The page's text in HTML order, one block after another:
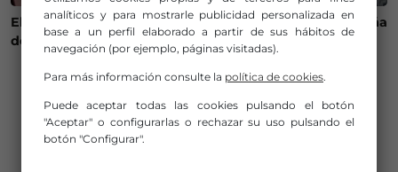
El calor cambia la ruta del bonito y complica la campaña
de pesca en Euskadi
analíticos y para mostrarle publicidad personalizada en
base a un perfil elaborado a partir de sus hábitos de
navegación (por ejemplo, páginas visitadas).
Para más información consulte la política de cookies.
Puede aceptar todas las cookies pulsando el botón
"Aceptar" o configurarlas o rechazar su uso pulsando el
botón "Configurar".